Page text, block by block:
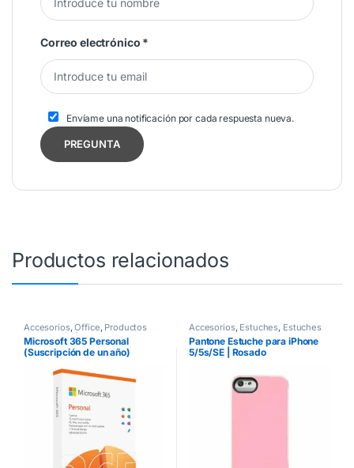
Correo electrónico *
Envíame una notificación por cada respuesta nueva.
Productos relacionados
Accesorios,Office, Productos
digitales ,Software
Microsoft 365 Personal
(Suscripción de un año)
Accesorios, Estuches, Estuches
iPhone
Pantone Estuche para iPhone
5/5s/SE | Rosado